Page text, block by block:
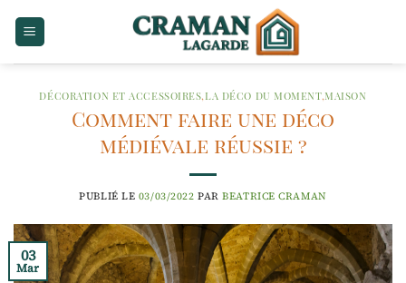
DÉCORATION ET ACCESSOIRES,LA DÉCO DU MOMENT,MAISON
Comment faire une déco
médiévale réussie ?
PUBLIÉ LE 03/03/2022 PARBEATRICE CRAMAN
03
Mar